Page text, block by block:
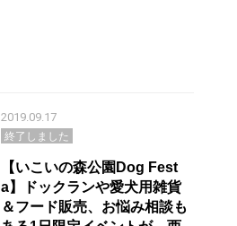
2019.09.17
終了しました
【いこいの森公園Dog Fest
a】ドックランや愛犬用雑貨
＆フード販売、お悩み相談も